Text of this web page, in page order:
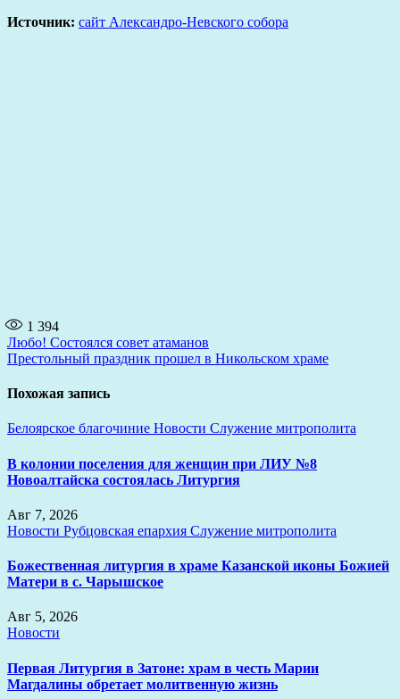
Источник: сайт Александро-Невского собора
1 394
Навигация
по
записям
Любо! Состоялся совет атаманов
Престольный праздник прошел в Никольском храме
Похожая запись
Белоярское благочиние Новости Служение митрополита
В колонии поселения для женщин при ЛИУ №8
Новоалтайска состоялась Литургия
Авг 7, 2026
Новости Рубцовская епархия Служение митрополита
Божественная литургия в храме Казанской иконы Божией
Матери в с. Чарышское
Авг 5, 2026
Новости
Первая Литургия в Затоне: храм в честь Марии
Магдалины обретает молитвенную жизнь